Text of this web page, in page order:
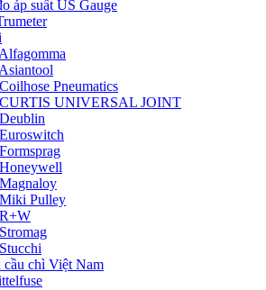
áp suất US Gauge
Pneumatics
UNIVERSAL JOINT
Pulley
chì Việt Nam